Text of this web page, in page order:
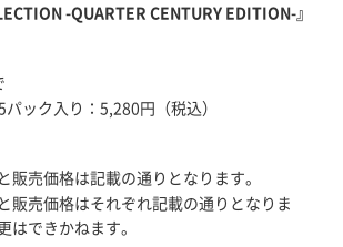
-QUARTER CENTURY EDITION-』
ック入り：5,280円（税込）
売価格は記載の通りとなります。
販売価格はそれぞれ記載の通りとなりま
はできかねます。